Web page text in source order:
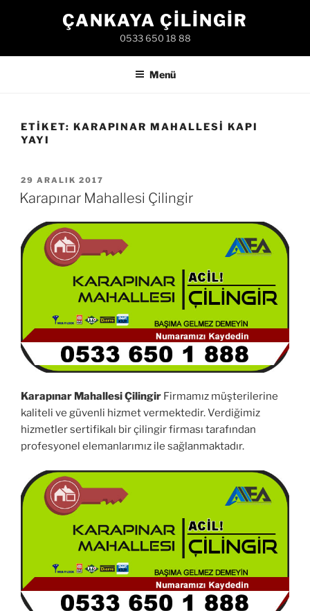
ÇANKAYA ÇILINGIR
0533 650 18 88
Menü
ETIKET: KARAPINAR MAHALLESI KAPI
YAYI
YAYIM
TARIHI
29 ARALIK 2017
Karapınar Mahallesi Çilingir
Karapınar Mahallesi Çilingir Firmamız müşterilerine
kaliteli ve güvenli hizmet vermektedir. Verdiğimiz
hizmetler sertifikalı bir çilingir firması tarafından
profesyonel elemanlarımız ile sağlanmaktadır.